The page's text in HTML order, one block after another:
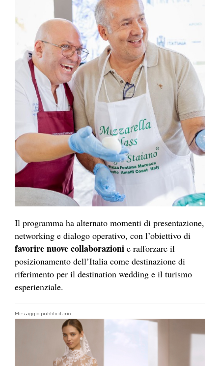
Il programma ha alternato momenti di presentazione,
networking e dialogo operativo, con l’obiettivo di
favorire nuove collaborazioni e rafforzare il
posizionamento dell’Italia come destinazione di
riferimento per il destination wedding e il turismo
esperienziale.
Messaggio pubblicitario